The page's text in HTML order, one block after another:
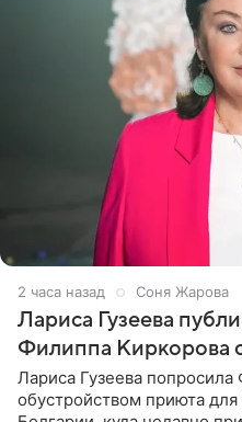
2 часа назад Соня Жарова
Лариса Гузеева
Филиппа Киркорова
Лариса Гузеева
обустройством приюта